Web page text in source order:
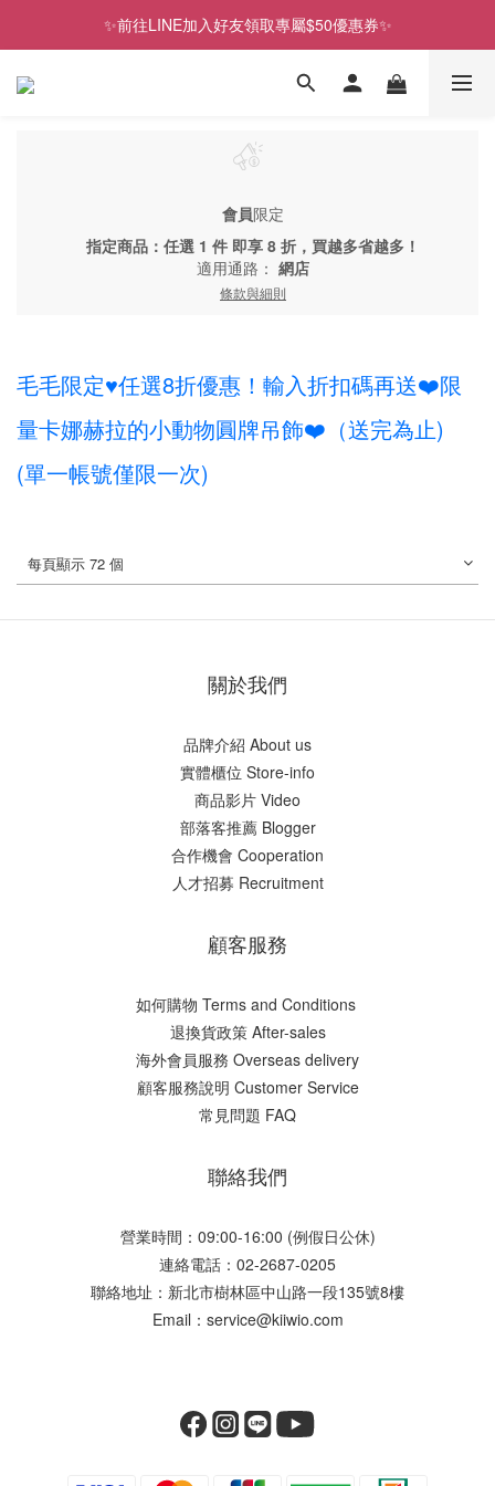
歡慶SNOOPY生日❤限時1件免運
✨前往LINE加入好友領取專屬$50優惠券✨
2026史努比、三麗鷗聯名款．新品上市
會員限定
指定商品：任選 1 件 即享 8 折，買越多省越多！
適用通路： 網店
條款與細則
毛毛限定♥任選8折優惠！輸入折扣碼再送❤️限
量卡娜赫拉的小動物圓牌吊飾❤️（送完為止)
(單一帳號僅限一次)
每頁顯示 72 個
關於我們
品牌介紹 About us
實體櫃位 Store-info
商品影片 Video
部落客推薦 Blogger
合作機會 Cooperation
人才招募 Recruitment
顧客服務
如何購物 Terms and Conditions
​退換貨政策 After-sales
海外會員服務 Overseas delivery
顧客服務說明 Customer Service
常見問題 FAQ
聯絡我們
營業時間：09:00-16:00 (例假日公休)
連絡電話：02-2687-0205
聯絡地址：新北市樹林區中山路一段135號8樓
Email：service@kiiwio.com